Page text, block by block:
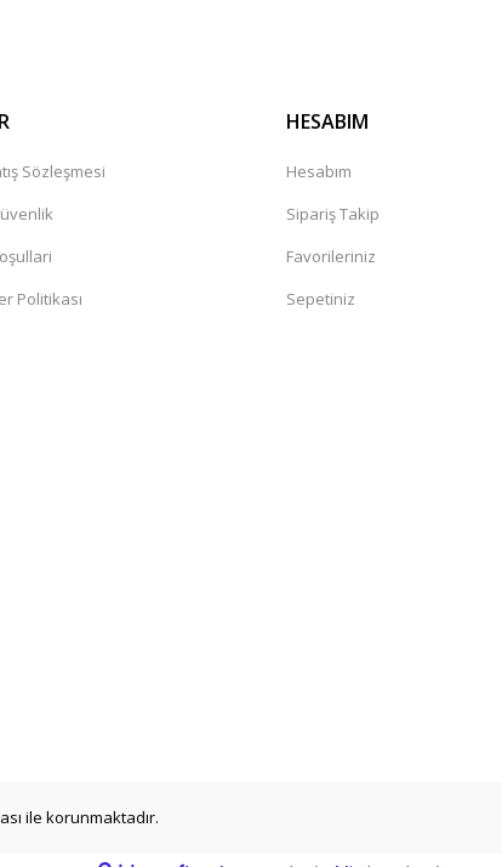
Sözleşmesi
Politikası
HESABIM
Hesabım
Sipariş Takip
Favorileriniz
Sepetiniz
ile korunmaktadır.